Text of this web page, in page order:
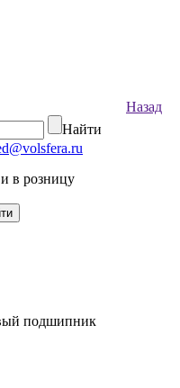
Назад
Найти
в розницу
подшипник